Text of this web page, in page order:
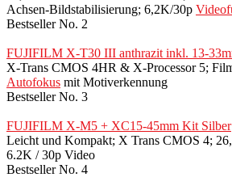
Achsen-Bildstabilisierung; 6,2K/30p
Bestseller No. 2
FUJIFILM X-T30 III anthrazit inkl. 13-
X-Trans CMOS 4HR & X-Processor 5;
Autofokus mit Motiverkennung
Bestseller No. 3
FUJIFILM X-M5 + XC15-45mm Kit Silber
Leicht und Kompakt; X Trans CMOS 4;
6.2K / 30p Video
Bestseller No. 4